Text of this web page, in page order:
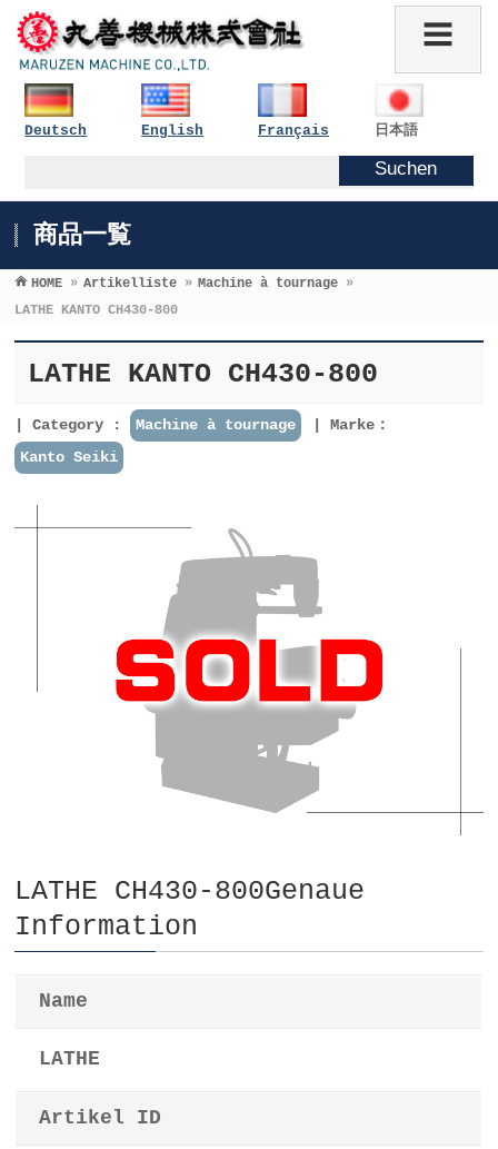
Deutsch English Français 日本語
商品一覧
HOME » Artikelliste » Machine à tournage »
LATHE KANTO CH430-800
LATHE KANTO CH430-800
Category : Machine à tournage
Marke：
Kanto Seiki
LATHE CH430-800Genaue
Information
Name
LATHE
Artikel ID